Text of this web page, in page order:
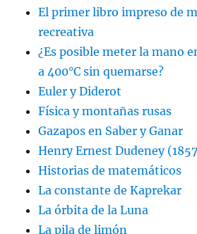
El primer libro impreso de
recreativa
¿Es posible meter la mano
a 400°C sin quemarse?
Euler y Diderot
Física y montañas rusas
Gazapos en Saber y Ganar
Henry Ernest Dudeney
Historias de matemáticos
La constante de Kaprekar
La órbita de la Luna
La pila de limón